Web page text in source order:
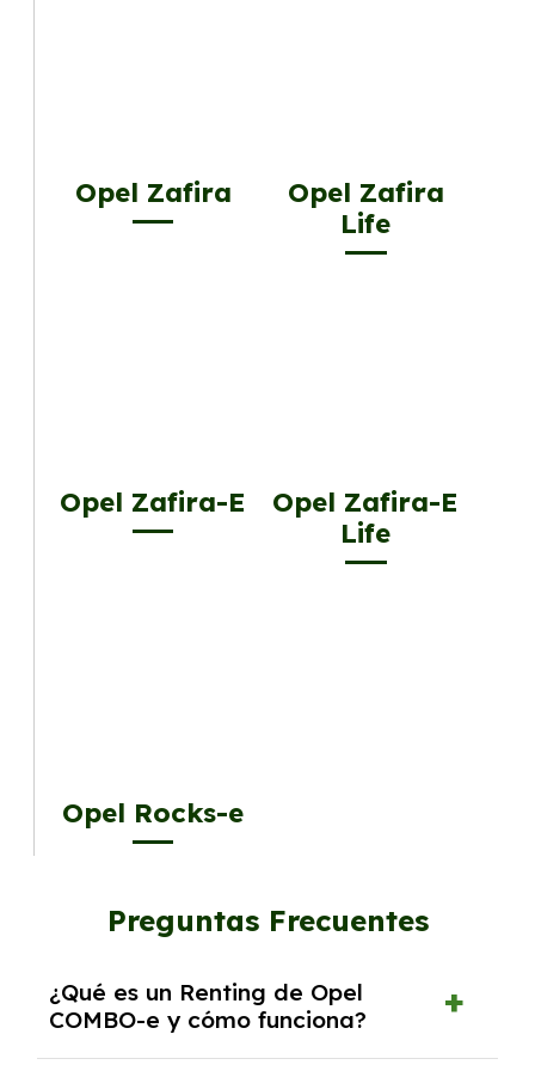
Opel Zafira
Opel Zafira
Life
Opel Zafira-E
Opel Zafira-E
Life
Opel Rocks-e
Preguntas Frecuentes
¿Qué es un Renting de Opel
COMBO-e y cómo funciona?